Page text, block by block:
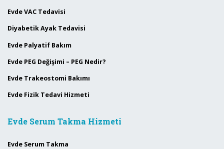
Evde VAC Tedavisi
Diyabetik Ayak Tedavisi
Evde Palyatif Bakım
Evde PEG Değişimi – PEG Nedir?
Evde Trakeostomi Bakımı
Evde Fizik Tedavi Hizmeti
Evde Serum Takma Hizmeti
Evde Serum Takma